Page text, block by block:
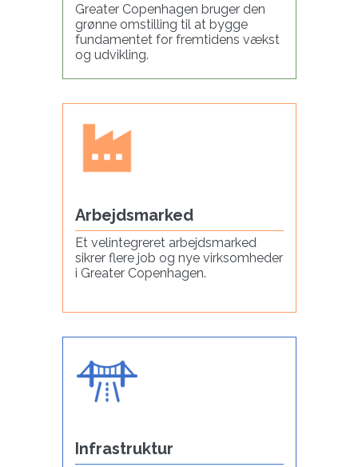
Greater Copenhagen bruger den
grønne omstilling til at bygge
fundamentet for fremtidens vækst
og udvikling.
Arbejdsmarked
Et velintegreret arbejdsmarked
sikrer flere job og nye virksomheder
i Greater Copenhagen.
Infrastruktur